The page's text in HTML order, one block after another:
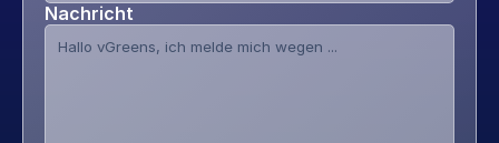
Nachricht